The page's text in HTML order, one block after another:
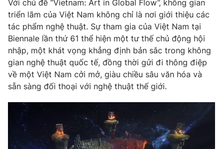
Nhân vật
Khán giả
Giải sao mai
Âm nhạc
Sao
Đời sống
Du lịch
Làm đẹp
Chất lượng cuộc sống
Giáo dục
Tuyển sinh
Học trực tuyến
Công nghệ
Hitech Công nghệ tương lai
Sản phẩm
Thị trường
Tư vấn
Giao lưu trực tuyến
Lịch phát sóng
Với chủ đề “Vietnam: Art in Global Flow”, không gian
triển lãm của Việt Nam không chỉ là nơi giới thiệu các
tác phẩm nghệ thuật. Sự tham gia của Việt Nam tại
Biennale lần thứ 61 thể hiện một tư thế chủ động hội
nhập, một khát vọng khẳng định bản sắc trong không
gian nghệ thuật quốc tế, đồng thời gửi đi thông điệp
về một Việt Nam cởi mở, giàu chiều sâu văn hóa và
sẵn sàng đối thoại với nghệ thuật thế giới.